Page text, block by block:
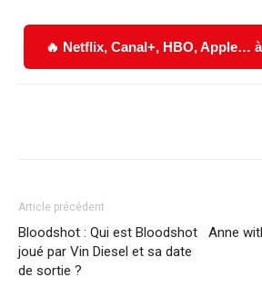
🔥 Netflix, Canal+, HBO, Apple…
Article précédent
Bloodshot : Qui est Bloodshot
joué par Vin Diesel et sa date
de sortie ?
Anne